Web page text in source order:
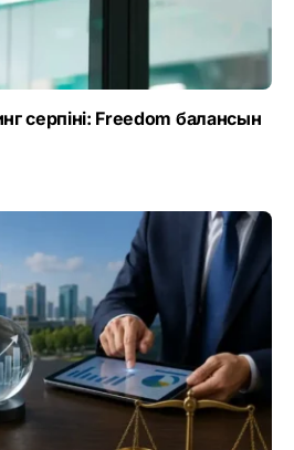
серпіні: Freedom балансын